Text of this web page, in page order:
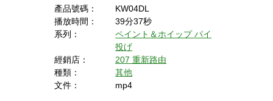
V
產品號碼：
KW04DL
播放時間：
39分37秒
系列：
ペイント＆ホイップパイ
投げ
經銷店：
207 重新路由
種類：
其他
文件：
mp4